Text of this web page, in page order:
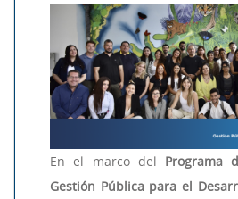
En el marco del Programa
Gestión Pública para el